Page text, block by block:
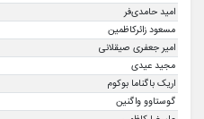
امید حامدی‌فر
مسعود زائرکاظمین
امیر جعفری صیقلانی
مجید عیدی
اریک باگناما بوکوم
گوستاوو واگنین